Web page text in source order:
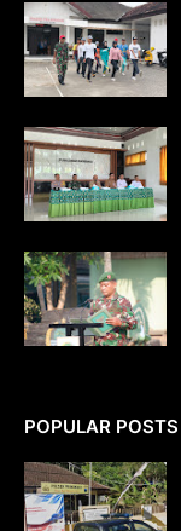
POPULAR POSTS